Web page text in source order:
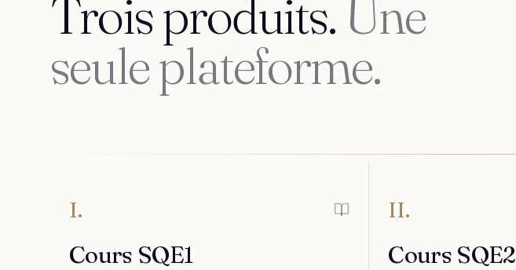
Trois produits.Une
seule plateforme.
I.
Cours SQE1
II.
Cours SQE2